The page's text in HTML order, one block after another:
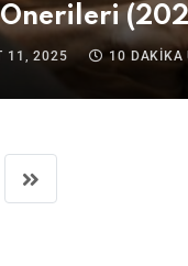
11, 2025 10 DAKIKA